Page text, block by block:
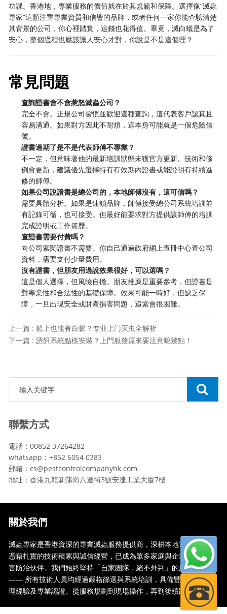
功課。香港地，專業服務的價值就在於其規範和保障。選擇像“滅蟲
專家”這類注重專業資質和信譽的品牌，或者任何一家你能查驗清楚
其背景的公司，你心裡踏實，這錢也花得值。畢竟，滅白蟻是為了
安心，整個過程也應該讓人安心才對，你說是不是這個理？
常見問題
查詢證書會不會惹怒滅蟲公司？
完全不會。正規公司習慣並歡迎這種查詢，這代表客戶認真且
容易溝通。如果對方因此不耐煩，這本身可能就是一個危險信
號。
證書過期了是不是代表師傅不專業？
不一定，但意味著他的最新培訓狀態未獲官方更新。技術和條
例會更新，建議優先選擇持有有效期內證書或能證明有持續進
修的師傅。
如果公司說證書是總公司的，本地師傅沒有，這可信嗎？
需要具體分析。如果是連鎖品牌，師傅接受總公司系統培訓並
有記錄可循，也可接受。但最好能要求對方提供該師傅的培訓
完成證明或工作資歷。
查證書需要付費嗎？
向公司索閱證書不需要。你自己通過政府網上查冊中心查公司
資料，需要支付少量費用。
沒有證書，但朋友用過說效果很好，可以選嗎？
這是個人選擇，但風險自擔。朋友推薦是重要參考，但證書是
對專業性和合法性的基礎保障。效果可能一時好，但缺乏保
障，一旦出現安全或財產損害問題，追索會很困難。
上一篇 : 船上也能有白蚁？专业上门灭虫全解析
下一篇 : 誘餌系統點樣安裝？上門服務原來要注意呢幾點！
聯繫方式
電話：00852 37264282
whatsapp：+852 6054 0383
郵箱：cs@pestcontrolcompanyhk.com
地址：香港九龍新蒲崗八達街3號安達工業大廈7樓
關於我們
滅蟲專家是香港資深的專業滅蟲服務提供商，深耕本地市場多年，
憑藉扎實的技術積累與誠信經營，已成為眾多家庭與企業信賴的蟲
害防治伙伴。我們始終堅持「自家團隊，絕不外判」的服務承諾
—— 所有技術人員均經過嚴格篩選與系統培訓，具備豐富的現場處
理經驗及專業認證。從服務規劃到現場操作，再到後續跟蹤，全...